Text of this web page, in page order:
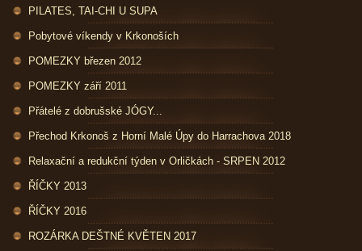
PILATES, TAI-CHI U SUPA
Pobytové víkendy v Krkonoších
POMEZKY březen 2012
POMEZKY září 2011
Přátelé z dobrušské JÓGY...
Přechod Krkonoš z Horní Malé Úpy do Harrachova 2018
Relaxační a redukční týden v Orličkách - SRPEN 2012
ŘÍČKY 2013
ŘÍČKY 2016
ROZÁRKA DEŠTNÉ KVĚTEN 2017